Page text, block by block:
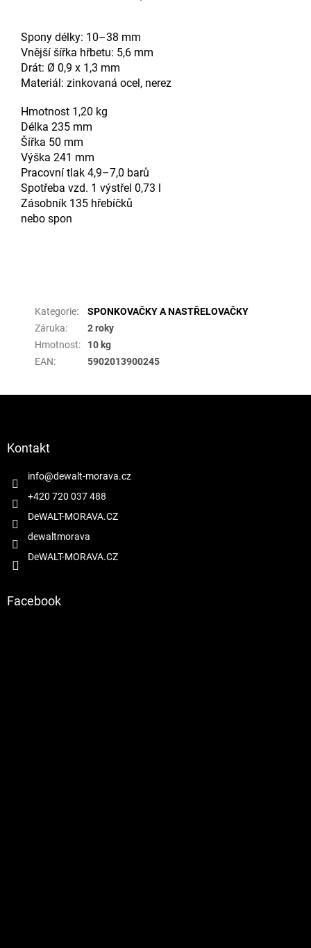
Spony délky: 10–38 mm
Vnější šířka hřbetu: 5,6 mm
Drát: Ø 0,9 x 1,3 mm
Materiál: zinkovaná ocel, nerez
Hmotnost 1,20 kg
Délka 235 mm
Šířka 50 mm
Výška 241 mm
Pracovní tlak 4,9–7,0 barů
Spotřeba vzd. 1 výstřel 0,73 l
Zásobník 135 hřebíčků
nebo spon
Kategorie:
SPONKOVAČKY A NASTŘELOVAČKY
Záruka:
2 roky
Hmotnost:
10 kg
EAN: 5902013900245
Kontakt
info@dewalt-morava.cz
+420 720 037 488
DeWALT-MORAVA.CZ
dewaltmorava
DeWALT-MORAVA.CZ
Facebook